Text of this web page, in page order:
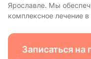
Ярославле. Мы
комплексное лечение
Записаться на